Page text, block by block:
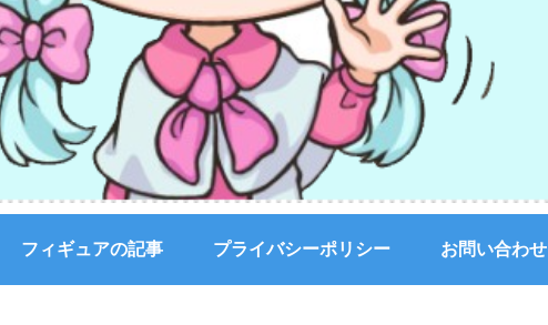
フィギュアの記事 プライバシーポリシー お問い合わせ